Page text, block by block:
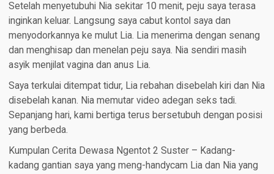
Setelah menyetubuhi Nia sekitar 10 menit, peju saya terasa
inginkan keluar. Langsung saya cabut kontol saya dan
menyodorkannya ke mulut Lia. Lia menerima dengan senang
dan menghisap dan menelan peju saya. Nia sendiri masih
asyik menjilat vagina dan anus Lia.
Saya terkulai ditempat tidur, Lia rebahan disebelah kiri dan Nia
disebelah kanan. Nia memutar video adegan seks tadi.
Sepanjang hari, kami bertiga terus bersetubuh dengan posisi
yang berbeda.
Kumpulan Cerita Dewasa Ngentot 2 Suster – Kadang-
kadang gantian saya yang meng-handycam Lia dan Nia yang